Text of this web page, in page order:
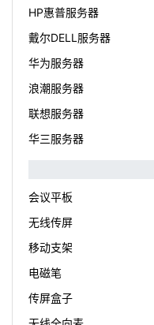
HP惠普服务器
戴尔DELL服务器
华为服务器
浪潮服务器
联想服务器
华三服务器
会议平板
无线传屏
移动支架
电磁笔
传屏盒子